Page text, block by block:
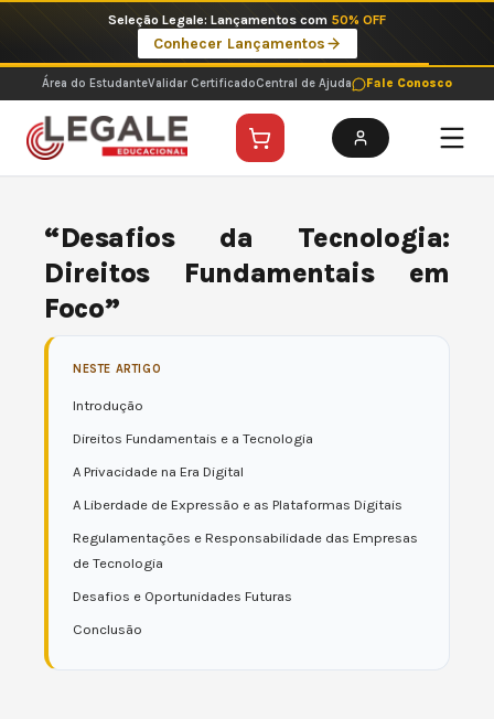
o
conteúdo
Imperdíveis no Pix: Pós Selecionadas a 199 reais no pix em parcela única
Ver ofertas
Área do EstudanteValidar CertificadoCentral de Ajuda Fale Conosco
“Desafios da Tecnologia:
Direitos Fundamentais em
Foco”
NESTE ARTIGO
Introdução
Direitos Fundamentais e a Tecnologia
A Privacidade na Era Digital
A Liberdade de Expressão e as Plataformas Digitais
Regulamentações e Responsabilidade das Empresas
de Tecnologia
Desafios e Oportunidades Futuras
Conclusão